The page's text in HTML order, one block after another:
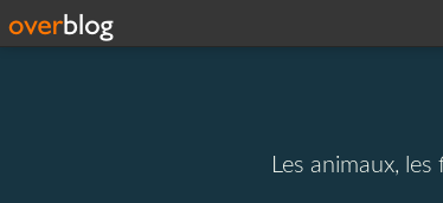
Les animaux,